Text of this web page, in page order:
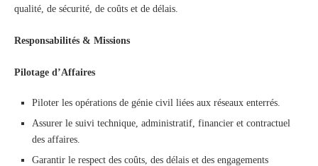
qualité, de sécurité, de coûts et de délais.
Responsabilités & Missions
Pilotage d’Affaires
Piloter les opérations de génie civil liées aux réseaux enterrés.
Assurer le suivi technique, administratif, financier et contractuel
des affaires.
Garantir le respect des coûts, des délais et des engagements